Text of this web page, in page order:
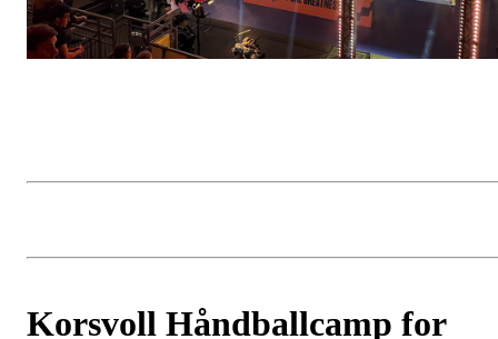
Korsvoll Håndballcamp for